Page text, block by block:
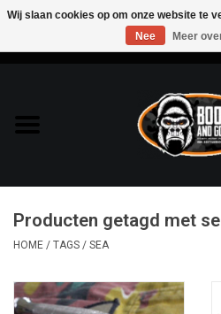
Bags & Packs
Bescherming
Lampen
Producten getagd met
HOME / TAGS / SEA
Wij slaan cookies op om onze website te
Nee
Meer